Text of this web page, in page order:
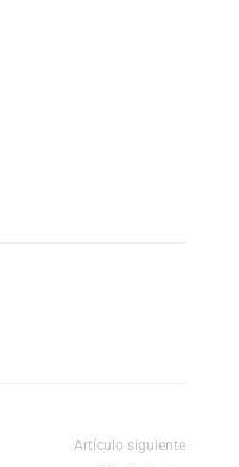
Artículo siguiente